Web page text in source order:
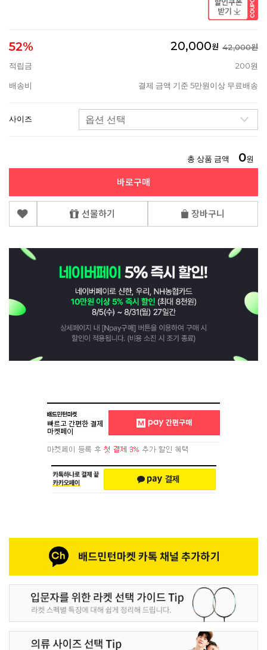
52% 20,000원 42,000원
적립금
200원
배송비 결제 금액 기준 5만원이상 무료배송
사이즈
총 상품 금액 0원
바로구매
선물하기 장바구니